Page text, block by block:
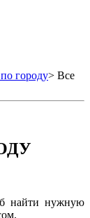
городу> Все
найти нужную